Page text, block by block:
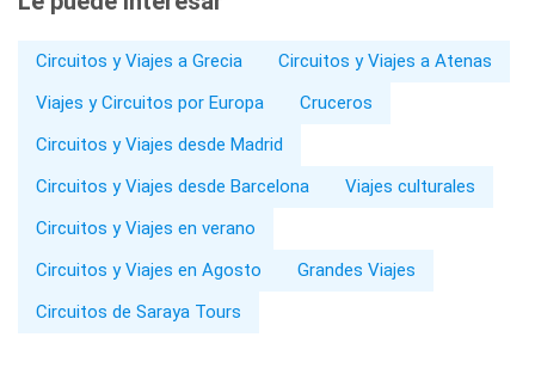
Circuitos y Viajes a Grecia
Circuitos y Viajes a Atenas
Viajes y Circuitos por Europa
Cruceros
Circuitos y Viajes desde Madrid
Circuitos y Viajes desde Barcelona
Viajes culturales
Circuitos y Viajes en verano
Circuitos y Viajes en Agosto
Grandes Viajes
Circuitos de Saraya Tours